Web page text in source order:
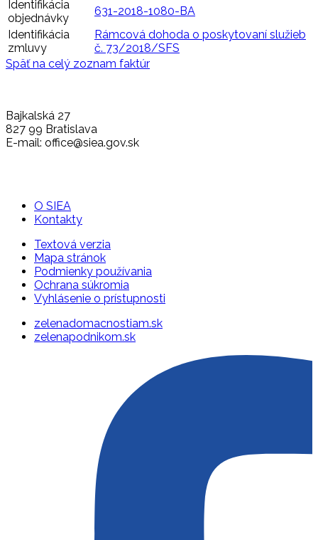
Identifikácia
objednávky
631-2018-1080-BA
Identifikácia
zmluvy
Rámcová dohoda o poskytovaní služieb
č. 73/2018/SFS
Späť na celý zoznam faktúr
Bajkalská 27
827 99 Bratislava
E-mail: office@siea.gov.sk
O SIEA
Kontakty
Textová verzia
Mapa stránok
Podmienky používania
Ochrana súkromia
Vyhlásenie o prístupnosti
zelenadomacnostiam.sk
zelenapodnikom.sk